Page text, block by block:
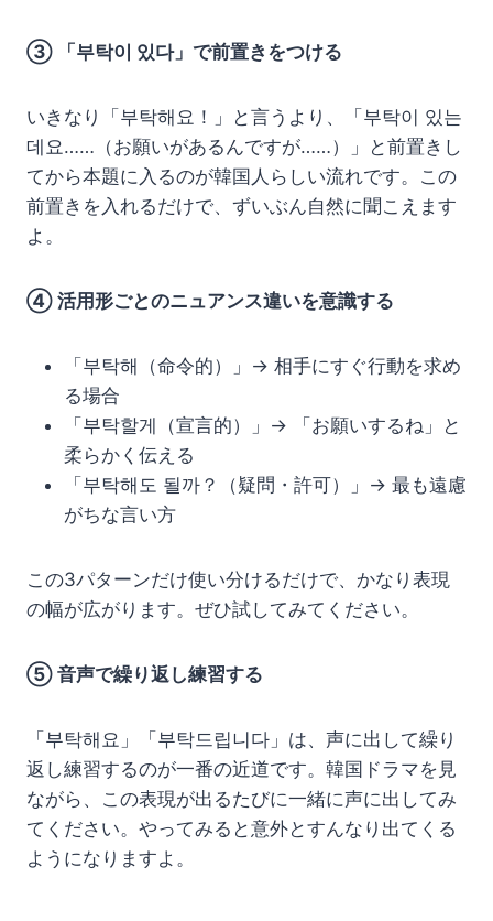
③ 「부탁이 있다」で前置きをつける
いきなり「부탁해요！」と言うより、「부탁이 있는
데요……（お願いがあるんですが……）」と前置きし
てから本題に入るのが韓国人らしい流れです。この
前置きを入れるだけで、ずいぶん自然に聞こえます
よ。
④ 活用形ごとのニュアンス違いを意識する
「부탁해（命令的）」→ 相手にすぐ行動を求め
る場合
「부탁할게（宣言的）」→ 「お願いするね」と
柔らかく伝える
「부탁해도 될까？（疑問・許可）」→ 最も遠慮
がちな言い方
この3パターンだけ使い分けるだけで、かなり表現
の幅が広がります。ぜひ試してみてください。
⑤ 音声で繰り返し練習する
「부탁해요」「부탁드립니다」は、声に出して繰り
返し練習するのが一番の近道です。韓国ドラマを見
ながら、この表現が出るたびに一緒に声に出してみ
てください。やってみると意外とすんなり出てくる
ようになりますよ。